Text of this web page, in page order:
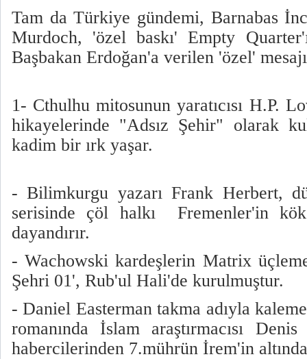
Tam da Türkiye gündemi, Barnabas
Murdoch, 'özel baskı' Empty
Başbakan Erdoğan'a verilen 'özel'
1- Cthulhu mitosunun yaratıcısı H.P.
hikayelerinde "Adsız Şehir" olarak
kadim bir ırk yaşar.
- Bilimkurgu yazarı Frank Herbert,
serisinde çöl halkı Fremenler'in
dayandırır.
- Wachowski kardeşlerin Matrix
Şehri 01', Rub'ul Hali'de kurulmuştur.
- Daniel Easterman takma adıyla kaleme
romanında İslam araştırmacısı
habercilerinden 7.mührün İrem'in